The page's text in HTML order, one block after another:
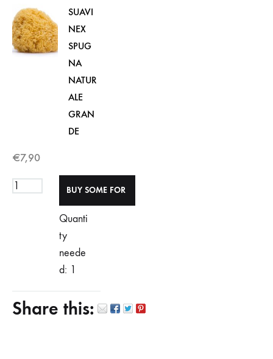
SUAVI
NEX
SPUG
NA
NATUR
ALE
GRAN
DE
€7,90
Quanti
ty
neede
d: 1
Share this: